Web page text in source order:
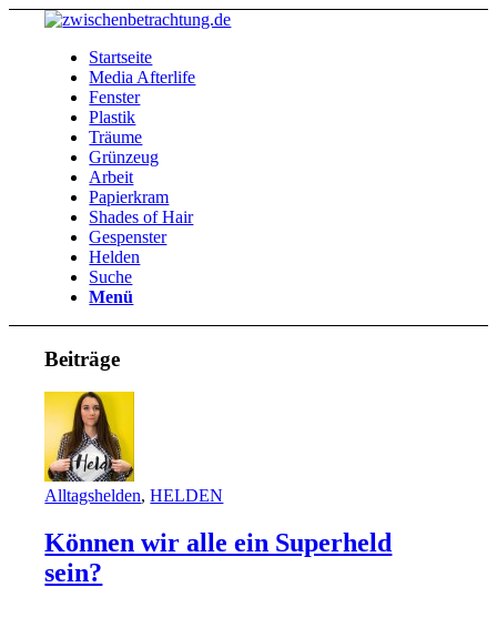
Startseite
Media Afterlife
Fenster
Plastik
Träume
Grünzeug
Arbeit
Papierkram
Shades of Hair
Gespenster
Helden
Suche
Menü
Beiträge
Alltagshelden,HELDEN
Können wir alle ein Superheld
sein?